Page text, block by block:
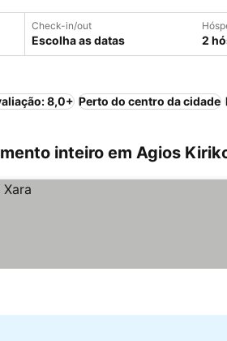
Check-in/out
Escolha as datas 2
8,0+ Perto do centro da cidade
inteiro em Agios